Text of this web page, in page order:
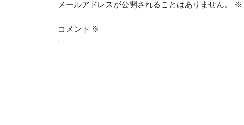
メールアドレスが公開されることはありません。 ※
コメント ※